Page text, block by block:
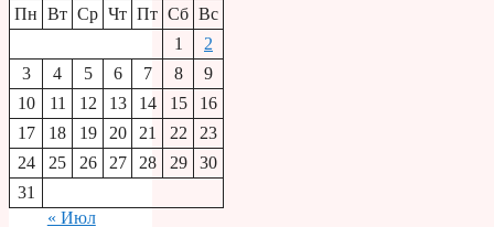
Пн Вт Ср Чт Пт Сб Вс
1
2
3
4 5 6 7 8
9
10
11 12 13 14 15
16
17
18 19 20 21 22
23
24
25 26 27 28 29
30
31
« Июл